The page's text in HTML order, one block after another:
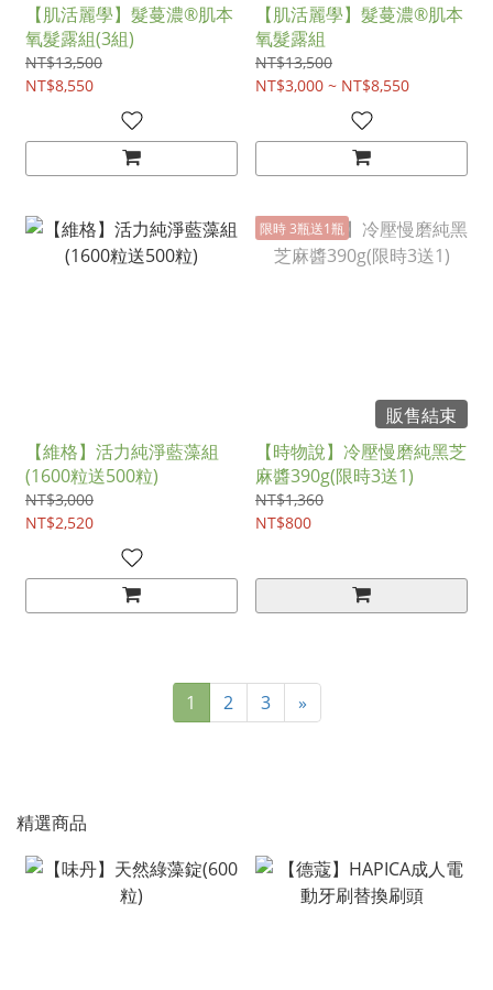
【肌活麗學】髮蔓濃®肌本
氧髮露組(3組)
NT$13,500
NT$8,550
【肌活麗學】髮蔓濃®肌本
氧髮露組
NT$13,500
NT$3,000 ~ NT$8,550
【維格】活力純淨藍藻組
(1600粒送500粒)
NT$3,000
NT$2,520
限時 3瓶送1瓶
販售結束
【時物說】冷壓慢磨純黑芝
麻醬390g(限時3送1)
NT$1,360
NT$800
1 2 3 »
精選商品